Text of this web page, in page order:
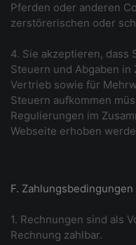
Pferden oder anderen
zerstörerischen oder
4. Sie akzeptieren, dass
Steuern und Abgaben in
Vertrieb sowie für
Steuern aufkommen
Regulierungen im
Webseite erhoben
F.
1. Rechnungen sind als
Rechnung zahlbar.